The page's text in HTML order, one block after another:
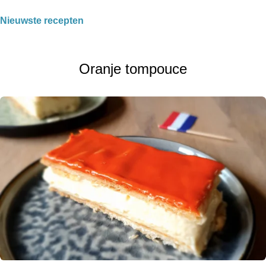
Nieuwste recepten
Oranje tompouce